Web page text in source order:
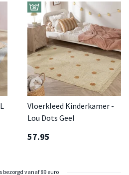
Vloerkleed Kinderkamer -
Lou Dots Geel
57.95
om te bezoeken